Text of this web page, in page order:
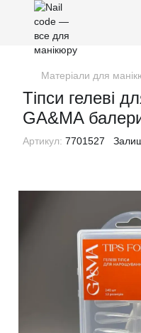
Матеріали для
Тіпси гелеві
GA&MA
Артикул: 7701527